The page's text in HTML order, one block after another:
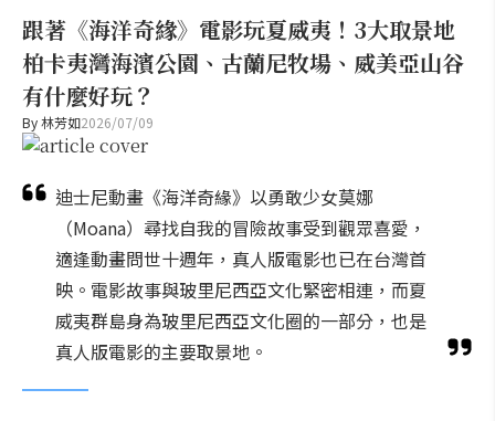
跟著《海洋奇緣》電影玩夏威夷！3大取景地
柏卡夷灣海濱公園、古蘭尼牧場、威美亞山谷
有什麼好玩？
By林芳如2026/07/09
迪士尼動畫《海洋奇緣》以勇敢少女莫娜
（Moana）尋找自我的冒險故事受到觀眾喜愛，
適逢動畫問世十週年，真人版電影也已在台灣首
映。電影故事與玻里尼西亞文化緊密相連，而夏
威夷群島身為玻里尼西亞文化圈的一部分，也是
真人版電影的主要取景地。